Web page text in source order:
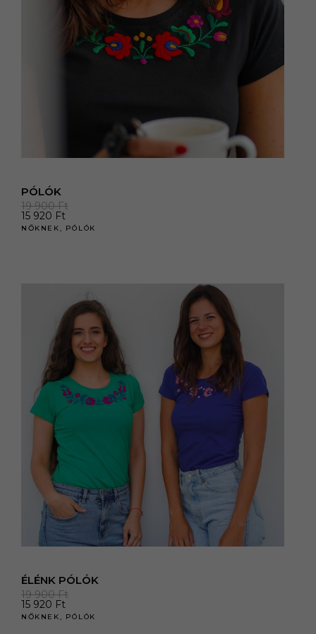
PÓLÓK
19 900Ft
15 920 Ft
NŐKNEK, PÓLÓK
ÉLÉNK PÓLÓK
19 900Ft
15 920 Ft
NŐKNEK, PÓLÓK